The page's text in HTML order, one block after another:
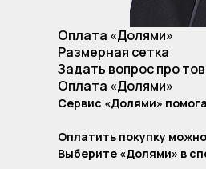
Оплата «Долями»
Размерная сетка
Задать вопрос про
Оплата «Долями»
Сервис «Долями»
Оплатить покупку
Выберите «Долями» в